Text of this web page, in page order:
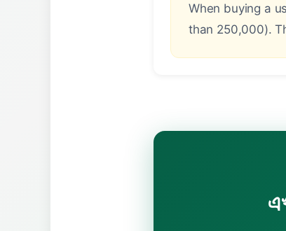
When buying a
than 250,000).